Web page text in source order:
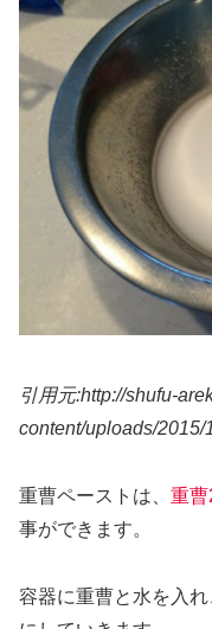
引用元:http://shufu-
content/uploads/
重曹ペーストは、 重
事ができます。
容器に重曹と水を入